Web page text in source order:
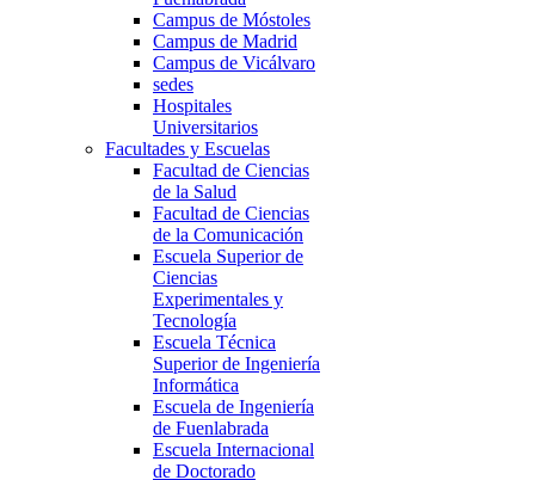
Campus de Móstoles
Campus de Madrid
Campus de Vicálvaro
sedes
Hospitales
Universitarios
Facultades y Escuelas
Facultad de Ciencias
de la Salud
Facultad de Ciencias
de la Comunicación
Escuela Superior de
Ciencias
Experimentales y
Tecnología
Escuela Técnica
Superior de Ingeniería
Informática
Escuela de Ingeniería
de Fuenlabrada
Escuela Internacional
de Doctorado